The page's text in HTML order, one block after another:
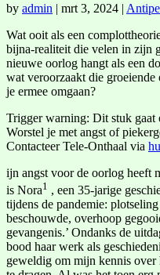
by admin | mrt 3, 2024 |
Wat ooit als een
bijna-realiteit die velen in zijn
nieuwe oorlog hangt als een
wat veroorzaakt die
je ermee omgaan?
Trigger warning: Dit stuk gaat
Worstel je met angst of
Contacteer Tele-Onthaal via
ijn angst voor de oorlog heeft
is Nora1 , een 35-jarige
tijdens de pandemie:
beschouwde, overhoop
gevangenis.’ Ondanks de
bood haar werk als
geweldig om mijn kennis